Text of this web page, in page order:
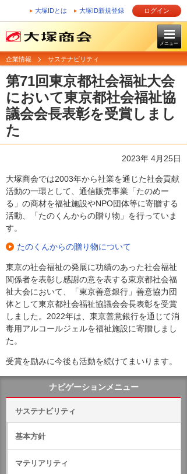
大塚IDとは 大塚ID新規登録 ログイン
メニュー
企業情報 サステナビリティ
第71回東京都社会福祉大会
において東京都社会福祉協
議会会長表彰を受賞しまし
た
2023年 4月25日
大塚商会では2003年から社業を通じた社会貢献
活動の一環として、通信販売事業「たのめー
る」の商材を福祉施設やNPO団体等に寄贈する
活動、「たのくんからの贈り物」を行っていま
す。
たのくんからの贈り物について
東京の社会福祉の発展に功績のあった社会福祉
関係者を表彰し感謝の意を表する東京都社会福
祉大会において、「東京善意銀行」善意協力団
体として東京都社会福祉協議会会長表彰を受賞
しました。2022年は、東京善意銀行を通じて消
毒用アルコールジェルを福祉施設に寄贈しまし
た。
受賞を励みに今後も活動を続けてまいります。
ナビゲーションメニュー
サステナビリティ
基本方針
マテリアリティ